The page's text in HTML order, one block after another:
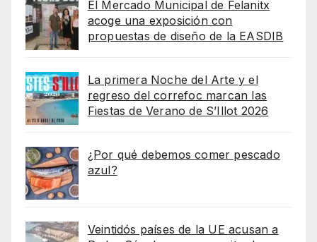
El Mercado Municipal de Felanitx
acoge una exposición con
propuestas de diseño de la EASDIB
La primera Noche del Arte y el
regreso del correfoc marcan las
Fiestas de Verano de S’Illot 2026
¿Por qué debemos comer pescado
azul?
Veintidós países de la UE acusan a